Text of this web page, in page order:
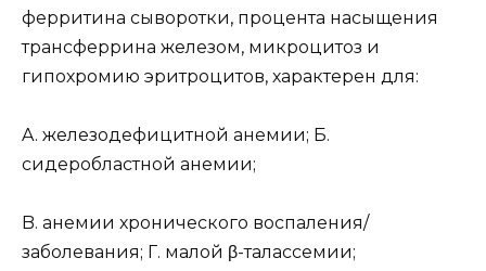
ферритина сыворотки, процента насыщения
трансферрина железом, микроцитоз и
гипохромию эритроцитов, характерен для:
A. железодефицитной анемии; Б.
сидеробластной анемии;
B. анемии хронического воспаления/
заболевания; Г. малой β-талассемии;